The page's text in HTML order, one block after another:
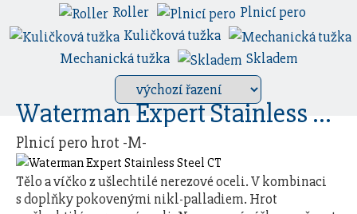
Roller
Plnicí pero
Kuličková tužka
Mechanická tužka
Skladem
Waterman Expert Stainless Steel CT
Plnicí pero hrot -M-
Tělo a víčko z ušlechtilé nerezové oceli. V kombinaci
s doplňky pokovenými nikl-palladiem. Hrot